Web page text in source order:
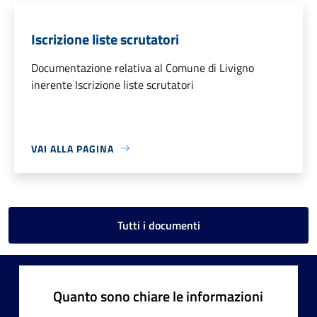
Iscrizione liste scrutatori
Documentazione relativa al Comune di Livigno
inerente Iscrizione liste scrutatori
VAI ALLA PAGINA
Tutti i documenti
Quanto sono chiare le informazioni